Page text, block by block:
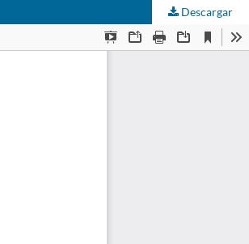
Descargar